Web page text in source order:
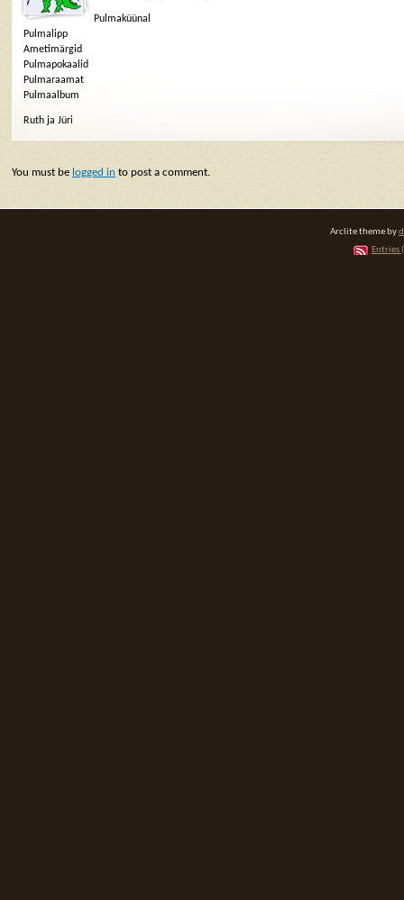
Pulmaküünal
Pulmalipp
Ametimärgid
Pulmapokaalid
Pulmaraamat
Pulmaalbum
Ruth ja Jüri
You must be logged in to post a comment.
Arclite theme by
Entries